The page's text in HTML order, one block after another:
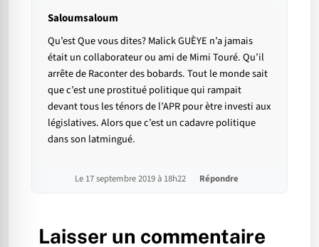
Saloumsaloum
Qu’est Que vous dites? Malick GUÈYE n’a jamais
était un collaborateur ou ami de Mimi Touré. Qu’il
arrête de Raconter des bobards. Tout le monde sait
que c’est une prostitué politique qui rampait
devant tous les ténors de l’APR pour ètre investi aux
législatives. Alors que c’est un cadavre politique
dans son latmingué.
Le 17 septembre 2019 à 18h22 Répondre
Laisser un commentaire